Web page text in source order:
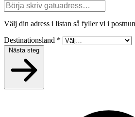
Välj din adress i listan så fyller vi i
Destinationsland *
Nästa steg